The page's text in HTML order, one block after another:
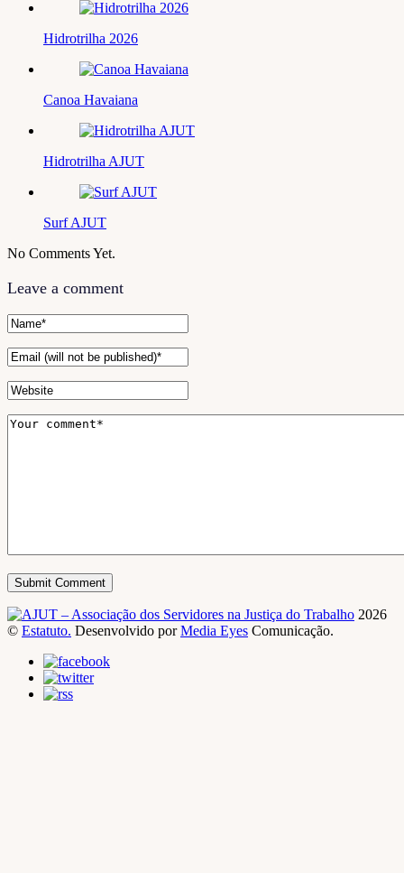
Hidrotrilha 2026
Canoa Havaiana
Hidrotrilha AJUT
Surf AJUT
No Comments Yet.
Leave a comment
2026
© Estatuto. Desenvolvido porMedia Eyes Comunicação.